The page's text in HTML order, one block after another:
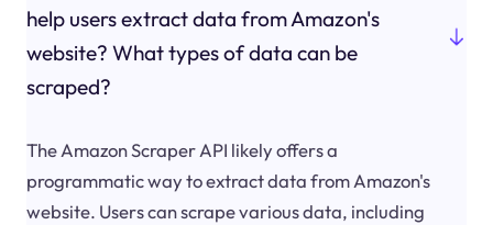
help users extract data from Amazon's
website? What types of data can be
scraped?
The Amazon Scraper API likely offers a
programmatic way to extract data from Amazon's
website. Users can scrape various data, including